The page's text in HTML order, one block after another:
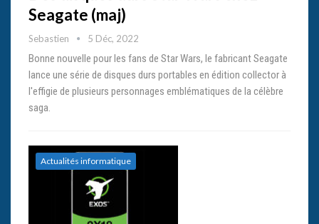
Seagate (maj)
Sebastien 5 Déc, 2022
Bonne nouvelle pour les fans de Star Wars, le fabricant Seagate
lance une série de disques durs portables en édition collector à
l'effigie de plusieurs personnages emblématiques de la célèbre
saga.
Actualités informatique